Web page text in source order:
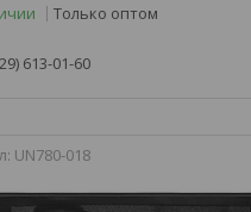
Только оптом
613-01-60
UN780-018